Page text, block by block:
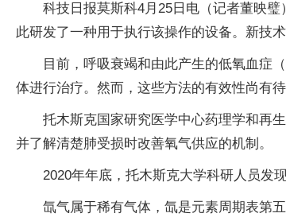
科技日报莫斯科4月25日电（记者董映
此研发了一种用于执行该操作的设备。新技
目前，呼吸衰竭和由此产生的低氧血症
体进行治疗。然而，这些方法的有效性尚有待
托木斯克国家研究医学中心药理学和再
并了解清楚肺受损时改善氧气供应的机制。
2020年年底，托木斯克大学科研人员发
氙气属于稀有气体，氙是元素周期表第